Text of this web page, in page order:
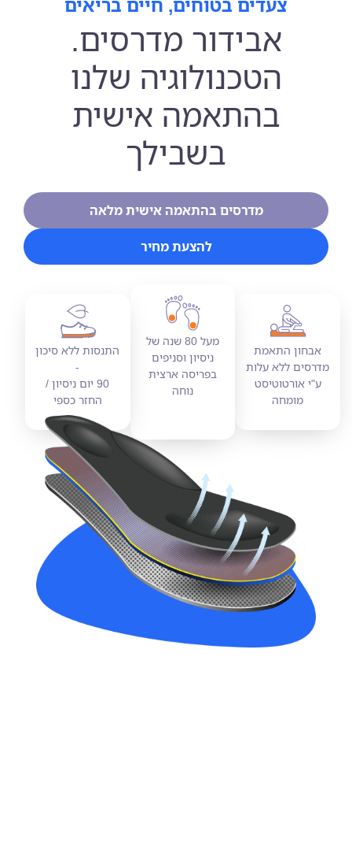
אבידור מדרסים.
הטכנולוגיה שלנו
בהתאמה אישית
בשבילך
מדרסים בהתאמה אישית מלאה
להצעת מחיר
אבחון התאמת
מדרסים ללא עלות
ע"י אורטוטיסט
מומחה
מעל 80 שנה של
ניסיון וסניפים
בפריסה ארצית
נוחה
התנסות ללא סיכון
-
90 יום ניסיון /
החזר כספי